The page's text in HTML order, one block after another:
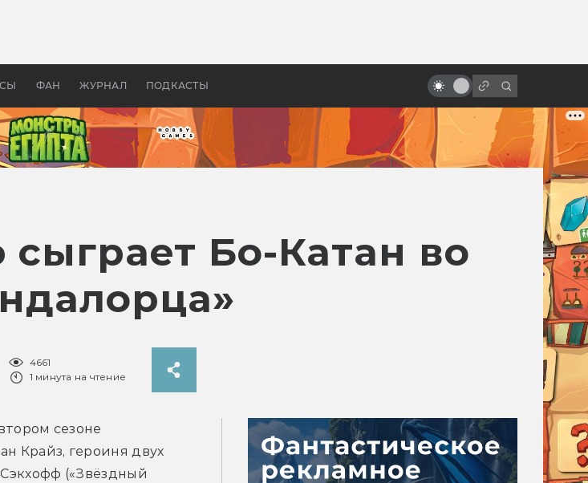
ФАН ЖУРНАЛ ПОДКАСТЫ
бы «Властелина колец»
самом человечном роботе
Бо-Катан во
4661
1 минута на чтение
сезоне
Крайз, героиня двух
(«Звёздный